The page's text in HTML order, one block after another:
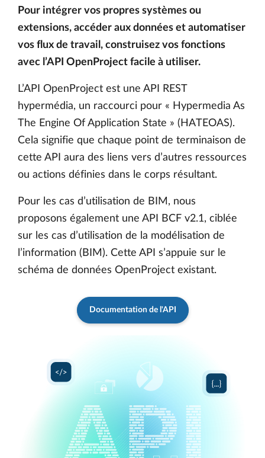
Pour intégrer vos propres systèmes ou
extensions, accéder aux données et automatiser
vos flux de travail, construisez vos fonctions
avec l’API OpenProject facile à utiliser.
L’API OpenProject est une API REST
hypermédia, un raccourci pour « Hypermedia As
The Engine Of Application State » (HATEOAS).
Cela signifie que chaque point de terminaison de
cette API aura des liens vers d’autres ressources
ou actions définies dans le corps résultant.
Pour les cas d’utilisation de BIM, nous
proposons également une API BCF v2.1, ciblée
sur les cas d’utilisation de la modélisation de
l’information (BIM). Cette API s’appuie sur le
schéma de données OpenProject existant.
Documentation de l'API